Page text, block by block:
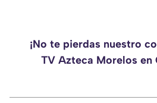
¡No te pierdas nuestro
TV Azteca Morelos en